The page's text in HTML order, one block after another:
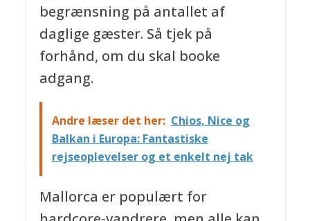
begrænsning på antallet af
daglige gæster. Så tjek på
forhånd, om du skal booke
adgang.
Andre læser det her: Chios, Nice og
Balkan i Europa: Fantastiske
rejseoplevelser og et enkelt nej tak
Mallorca er populært for